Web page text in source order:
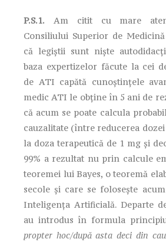
P.S.1. Am citit cu mare
Consiliului Superior de
că legiștii sunt niște
baza expertizelor făcute la cei
de ATI capătă cunoștințele
medic ATI le obține în 5 ani de
că acum se poate calcula
cauzalitate (între reducerea
la doza terapeutică de 1 mg și
99% a rezultat nu prin calcule
teoremei lui Bayes, o teoremă
secole și care se folosește
Inteligența Artificială. Departe
au introdus în formula
propter hoc/după asta deci din